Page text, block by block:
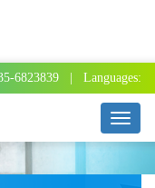
6823839 | Languages:
T
o
g